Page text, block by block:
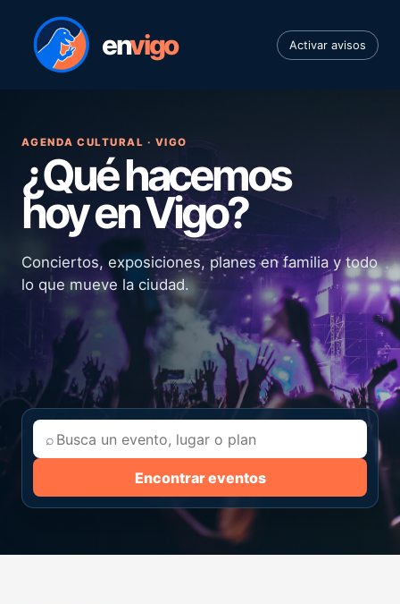
envigo Activar avisos
AGENDA CULTURAL · VIGO
¿Qué hacemos
hoy en Vigo?
Conciertos, exposiciones, planes en familia y todo
lo que mueve la ciudad.
⌕
Encontrar eventos